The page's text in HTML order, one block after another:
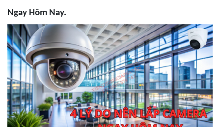
Ngay Hôm Nay.